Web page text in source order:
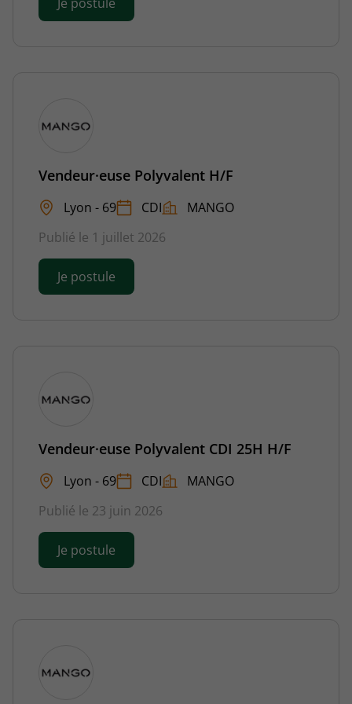
Vendeur·euse Polyvalent H/F
Lyon - 69 CDI
MANGO
Publié le 1 juillet 2026
Je postule
Vendeur·euse Polyvalent CDI 25H H/F
Lyon - 69 CDI
MANGO
Publié le 23 juin 2026
Je postule